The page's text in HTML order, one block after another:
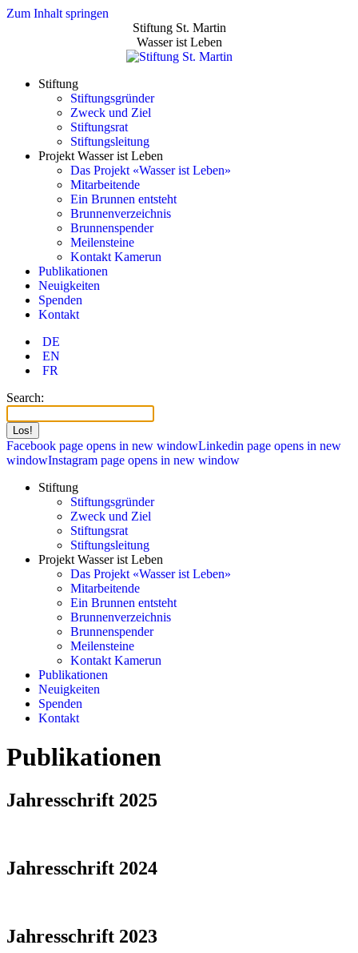
Zum Inhalt springen
Stiftung St. Martin
Wasser ist Leben
Stiftung
Stiftungsgründer
Zweck und Ziel
Stiftungsrat
Stiftungsleitung
Projekt Wasser ist Leben
Das Projekt «Wasser ist Leben»
Mitarbeitende
Ein Brunnen entsteht
Brunnenverzeichnis
Brunnenspender
Meilensteine
Kontakt Kamerun
Publikationen
Neuigkeiten
Spenden
Kontakt
DE
EN
FR
Search:
Facebook page opens in new windowLinkedin page opens in new
windowInstagram page opens in new window
Stiftung
Stiftungsgründer
Zweck und Ziel
Stiftungsrat
Stiftungsleitung
Projekt Wasser ist Leben
Das Projekt «Wasser ist Leben»
Mitarbeitende
Ein Brunnen entsteht
Brunnenverzeichnis
Brunnenspender
Meilensteine
Kontakt Kamerun
Publikationen
Neuigkeiten
Spenden
Kontakt
Publikationen
Jahresschrift 2025
Jahresschrift 2024
Jahresschrift 2023